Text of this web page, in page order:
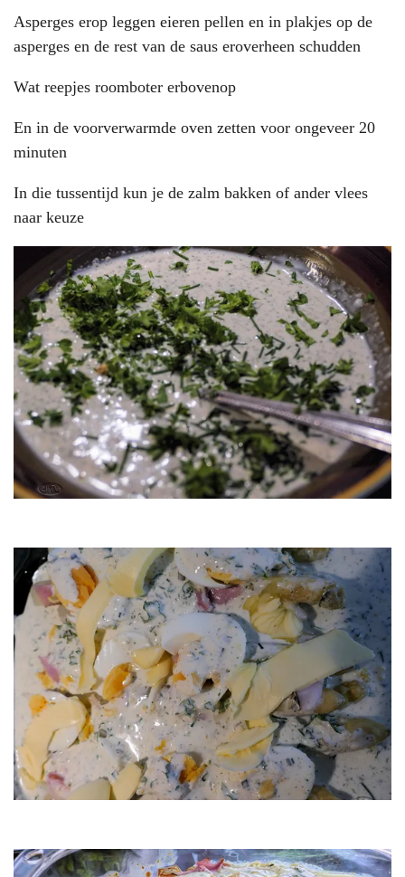
Asperges erop leggen eieren pellen en in plakjes op de
asperges en de rest van de saus eroverheen schudden
Wat reepjes roomboter erbovenop
En in de voorverwarmde oven zetten voor ongeveer 20
minuten
In die tussentijd kun je de zalm bakken of ander vlees
naar keuze